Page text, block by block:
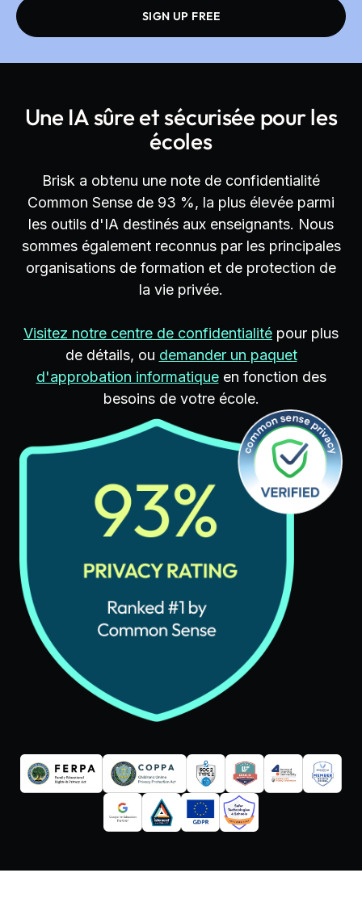
SIGN UP FREE
Une IA sûre et sécurisée pour les
écoles
Brisk a obtenu une note de confidentialité
Common Sense de 93 %, la plus élevée parmi
les outils d'IA destinés aux enseignants. Nous
sommes également reconnus par les principales
organisations de formation et de protection de
la vie privée.
Visitez notre centre de confidentialité pour plus
de détails, ou demander un paquet
d'approbation informatiqueen fonction des
besoins de votre école.